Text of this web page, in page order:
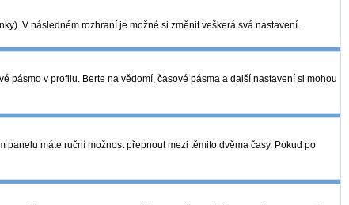
V následném rozhraní je možné si změnit veškerá svá nastavení.
pásmo v profilu. Berte na vědomí, časové pásma a další nastavení si mohou
máte ruční možnost přepnout mezi těmito dvěma časy. Pokud po